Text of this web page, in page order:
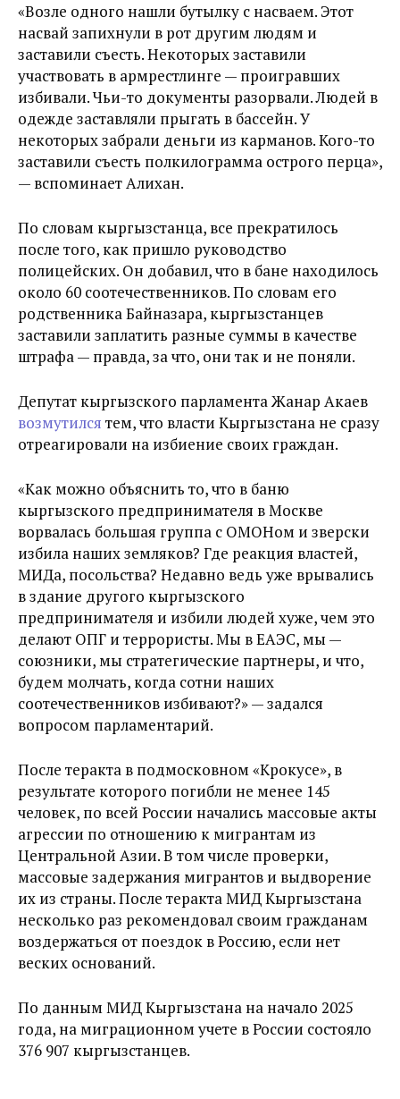
«Возле одного нашли бутылку с насваем. Этот
насвай запихнули в рот другим людям и
заставили съесть. Некоторых заставили
участвовать в армрестлинге — проигравших
избивали. Чьи-то документы разорвали. Людей в
одежде заставляли прыгать в бассейн. У
некоторых забрали деньги из карманов. Кого-то
заставили съесть полкилограмма острого перца»,
— вспоминает Алихан.
По словам кыргызстанца, все прекратилось
после того, как пришло руководство
полицейских. Он добавил, что в бане находилось
около 60 соотечественников. По словам его
родственника Байназара, кыргызстанцев
заставили заплатить разные суммы в качестве
штрафа — правда, за что, они так и не поняли.
Депутат кыргызского парламента Жанар Акаев
возмутился тем, что власти Кыргызстана не сразу
отреагировали на избиение своих граждан.
«Как можно объяснить то, что в баню
кыргызского предпринимателя в Москве
ворвалась большая группа с ОМОНом и зверски
избила наших земляков? Где реакция властей,
МИДа, посольства? Недавно ведь уже врывались
в здание другого кыргызского
предпринимателя и избили людей хуже, чем это
делают ОПГ и террористы. Мы в ЕАЭС, мы —
союзники, мы стратегические партнеры, и что,
будем молчать, когда сотни наших
соотечественников избивают?» — задался
вопросом парламентарий.
После теракта в подмосковном «Крокусе», в
результате которого погибли не менее 145
человек, по всей России начались массовые акты
агрессии по отношению к мигрантам из
Центральной Азии. В том числе проверки,
массовые задержания мигрантов и выдворение
их из страны. После теракта МИД Кыргызстана
несколько раз рекомендовал своим гражданам
воздержаться от поездок в Россию, если нет
веских оснований.
По данным МИД Кыргызстана на начало 2025
года, на миграционном учете в России состояло
376 907 кыргызстанцев.